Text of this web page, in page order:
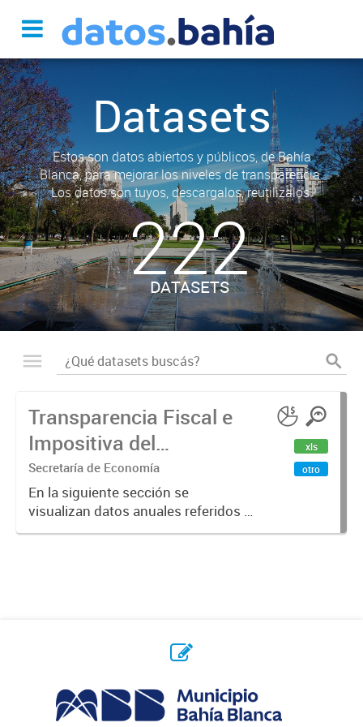
Datasets
Estos son datos abiertos y públicos, de Bahía
Blanca, para mejorar los niveles de transparencia.
Los datos son tuyos, descargalos, reutilizalos.
222
DATASETS
Transparencia Fiscal e
Impositiva del
Municipio. Año 2023
Secretaría de Economía
En la siguiente sección se
visualizan datos anuales referidos a
la transparencia fiscal e impositiva
xls
otro